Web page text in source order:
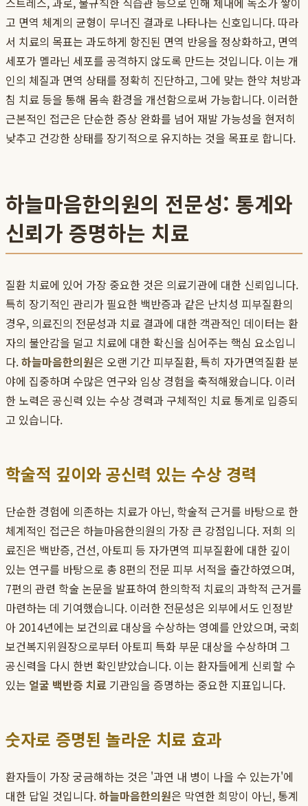
고 면역 체계의 균형이 무너진 결과로 나타나는 신호입니다. 따라
서 치료의 목표는 과도하게 항진된 면역 반응을 정상화하고, 면역
세포가 멜라닌 세포를 공격하지 않도록 만드는 것입니다. 이는 개
인의 체질과 면역 상태를 정확히 진단하고, 그에 맞는 한약 처방과
침 치료 등을 통해 몸속 환경을 개선함으로써 가능합니다. 이러한
근본적인 접근은 단순한 증상 완화를 넘어 재발 가능성을 현저히
낮추고 건강한 상태를 장기적으로 유지하는 것을 목표로 합니다.
하늘마음한의원의 전문성: 통계와
신뢰가 증명하는 치료
질환 치료에 있어 가장 중요한 것은 의료기관에 대한 신뢰입니다.
특히 장기적인 관리가 필요한 백반증과 같은 난치성 피부질환의
경우, 의료진의 전문성과 치료 결과에 대한 객관적인 데이터는 환
자의 불안감을 덜고 치료에 대한 확신을 심어주는 핵심 요소입니
다.하늘마음한의원은 오랜 기간 피부질환, 특히 자가면역질환 분
야에 집중하며 수많은 연구와 임상 경험을 축적해왔습니다. 이러
한 노력은 공신력 있는 수상 경력과 구체적인 치료 통계로 입증되
고 있습니다.
학술적 깊이와 공신력 있는 수상 경력
단순한 경험에 의존하는 치료가 아닌, 학술적 근거를 바탕으로 한
체계적인 접근은 하늘마음한의원의 가장 큰 강점입니다. 저희 의
료진은 백반증, 건선, 아토피 등 자가면역 피부질환에 대한 깊이
있는 연구를 바탕으로 총 8편의 전문 피부 서적을 출간하였으며,
7편의 관련 학술 논문을 발표하여 한의학적 치료의 과학적 근거를
마련하는 데 기여했습니다. 이러한 전문성은 외부에서도 인정받
아 2014년에는 보건의료 대상을 수상하는 영예를 안았으며, 국회
보건복지위원장으로부터 아토피 특화 부문 대상을 수상하며 그
공신력을 다시 한번 확인받았습니다. 이는 환자들에게 신뢰할 수
있는 얼굴 백반증 치료 기관임을 증명하는 중요한 지표입니다.
숫자로 증명된 놀라운 치료 효과
환자들이 가장 궁금해하는 것은 '과연 내 병이 나을 수 있는가'에
대한 답일 것입니다.하늘마음한의원은 막연한 희망이 아닌, 통계